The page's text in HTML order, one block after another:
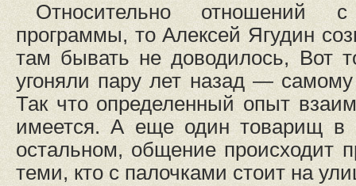
Относительно отношений
программы, то Алексей Ягудин
там бывать не доводилось, Вот
угоняли пару лет назад —
Так что определенный опыт
имеется. А еще один товарищ в
остальном, общение происходит
теми, кто с палочками стоит на